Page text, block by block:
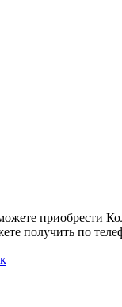
приобрести
получить по